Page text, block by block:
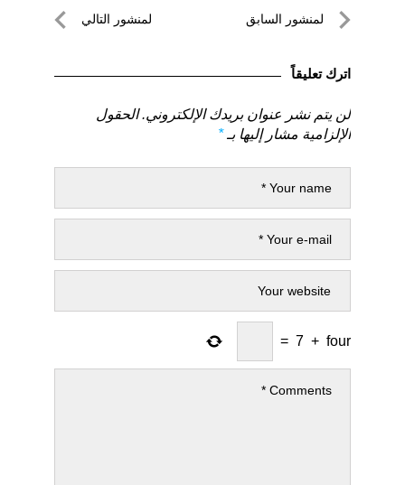
تصفّحلمنشور السابق
السابق
لمنشور التالي
اترك تعليقاً
لن يتم نشر عنوان بريدك الإلكتروني. الحقول
الإلزامية مشار إليها بـ*
four
+
7
=